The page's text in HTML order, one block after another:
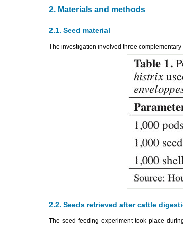
2. Materials and methods
2.1. Seed material
The investigation involved three
2.2. Seeds retrieved after cattle
The seed-feeding experiment took place